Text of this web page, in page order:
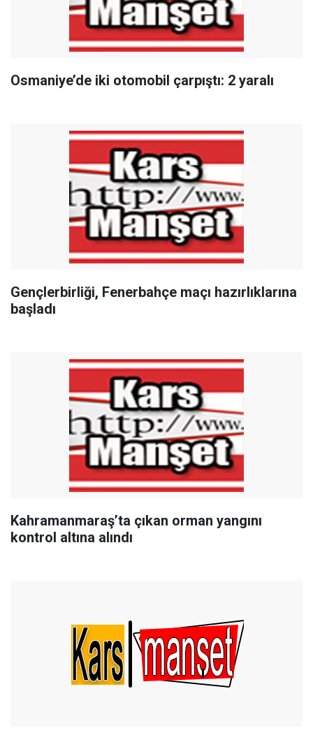
Osmaniye’de iki otomobil çarpıştı: 2 yaralı
Gençlerbirliği, Fenerbahçe maçı hazırlıklarına
başladı
Kahramanmaraş’ta çıkan orman yangını
kontrol altına alındı